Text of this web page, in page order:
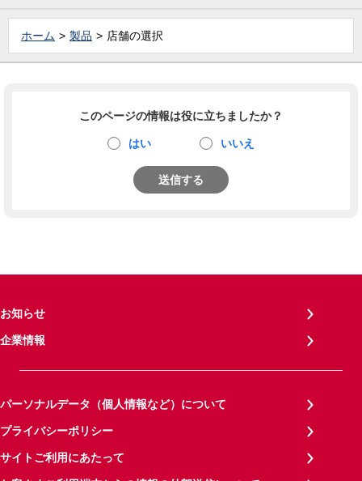
ホーム 製品 店舗の選択
このページの情報は役に立ちましたか？
はい いいえ
送信する
お知らせ
企業情報
パーソナルデータ（個人情報など）について
プライバシーポリシー
サイトご利用にあたって